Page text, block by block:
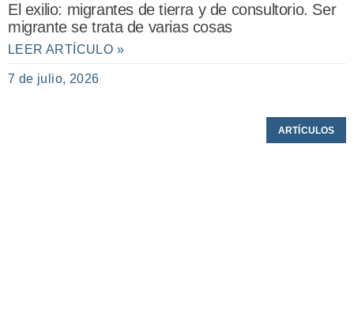
El exilio: migrantes de tierra y de consultorio. Ser
migrante se trata de varias cosas
LEER ARTÍCULO »
7 de julio, 2026
ARTÍCULOS